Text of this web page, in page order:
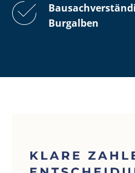
Burgalben